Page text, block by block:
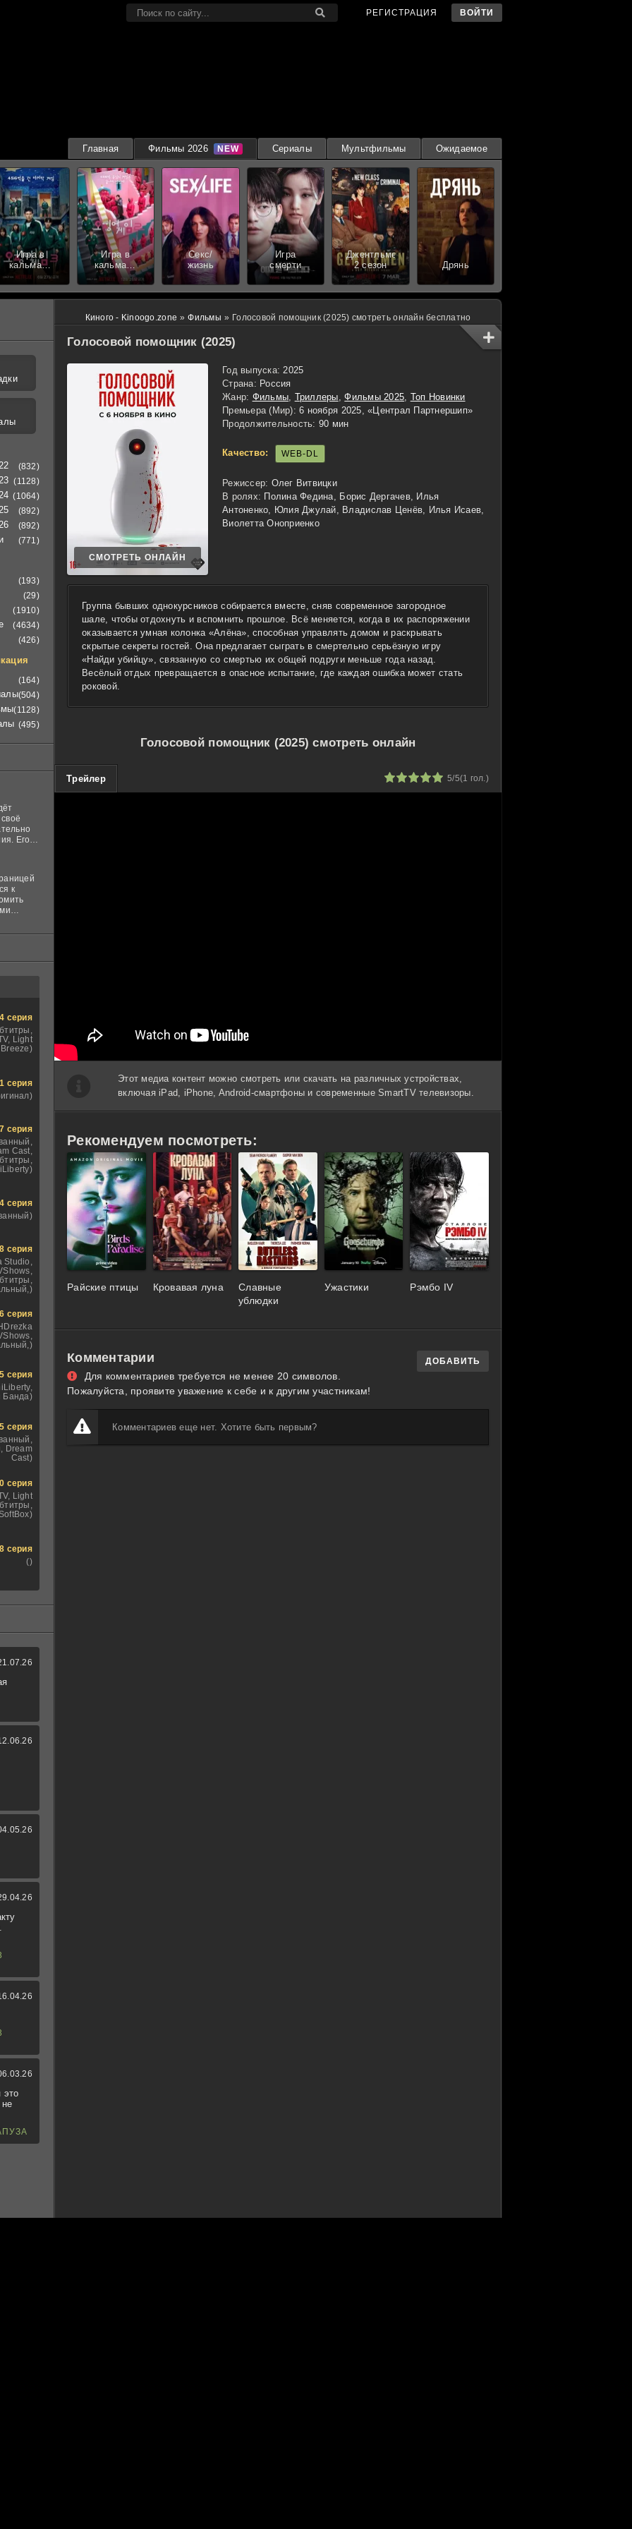
РЕГИСТРАЦИЯ ВОЙТИ
Главная Фильмы 2026 Сериалы Мультфильмы Ожидаемое
Игра в
кальмара
3 сезон
Игра в
кальмара
2 сезон
Секс/
жизнь
Игра
смерти
Джентльмены
2 сезон
Дрянь
Киного - Kinoogo.zone » Фильмы » Голосовой помощник (2025) смотреть онлайн бесплатно
Голосовой помощник (2025)
СМОТРЕТЬ ОНЛАЙН
Год выпуска: 2025
Страна: Россия
Жанр: Фильмы, Триллеры,Фильмы 2025, Топ Новинки
Премьера (Мир): 6 ноября 2025, «Централ Партнершип»
Продолжительность: 90 мин
Качество: WEB-DL
Режиссер: Олег Витвицки
В ролях: Полина Федина, Борис Дергачев, Илья
Антоненко, Юлия Джулай, Владислав Ценёв, Илья Исаев,
Виолетта Оноприенко
Группа бывших однокурсников собирается вместе, сняв современное загородное
шале, чтобы отдохнуть и вспомнить прошлое. Всё меняется, когда в их распоряжении
оказывается умная колонка «Алёна», способная управлять домом и раскрывать
скрытые секреты гостей. Она предлагает сыграть в смертельно серьёзную игру
«Найди убийцу», связанную со смертью их общей подруги меньше года назад.
Весёлый отдых превращается в опасное испытание, где каждая ошибка может стать
роковой.
Голосовой помощник (2025) смотреть онлайн
Трейлер 5/5(1 гол.)
Этот медиа контент можно смотреть или скачать на различных устройствах,
включая iPad, iPhone, Android-смартфоны и современные SmartTV телевизоры.
Рекомендуем посмотреть:
Райские птицы Кровавая луна
Славные
ублюдки
Ужастики Рэмбо IV
Комментарии
Для комментариев требуется не менее 20 символов.
Пожалуйста, проявите уважение к себе и к другим участникам!
ДОБАВИТЬ
Комментариев еще нет. Хотите быть первым?
(832)
(1128)
(1064)
(892)
(892)
(771)
(193)
(29)
(1910)
(4634)
(426)
(164)
(504)
(1128)
(495)
Его
в
к
серия
Light
Breeze)
1 серия
7 серия
Cast,
4 серия
8 серия
Studio,
6 серия
5 серия
Банда)
5 серия
Dream
Cast)
серия
Light
SoftBox)
8 серия
()
это